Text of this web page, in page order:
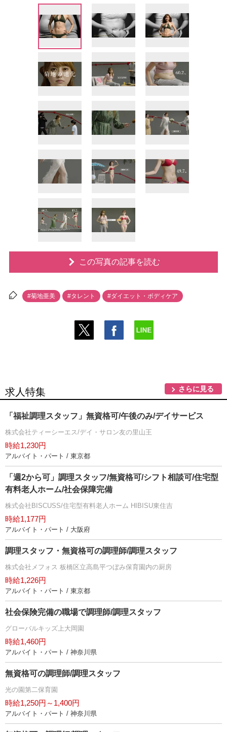
この写真の記事を読む
#菊地亜美 #タレント #ダイエット・ボディケア
求人特集 さらに見る
「福祉調理スタッフ」無資格可/午後のみ/デイサービス
株式会社ティーシーエス/デイ・サロン友の里山王
時給1,230円
アルバイト・パート / 東京都
「週2から可」調理スタッフ/無資格可/シフト相談可/住宅型
有料老人ホーム/社会保障完備
株式会社BISCUSS/住宅型有料老人ホーム HIBISU東住吉
時給1,177円
アルバイト・パート / 大阪府
調理スタッフ・無資格可の調理師/調理スタッフ
株式会社メフォス 板橋区立高島平つぼみ保育園内の厨房
時給1,226円
アルバイト・パート / 東京都
社会保険完備の職場で調理師/調理スタッフ
グローバルキッズ上大岡園
時給1,460円
アルバイト・パート / 神奈川県
無資格可の調理師/調理スタッフ
光の園第二保育園
時給1,250円～1,400円
アルバイト・パート / 神奈川県